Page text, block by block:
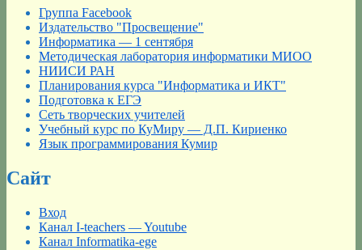
Группа Facebook
Издательство "Просвещение"
Информатика — 1 сентября
Методическая лаборатория информатики МИОО
НИИСИ РАН
Планирования курса "Информатика и ИКТ"
Подготовка к ЕГЭ
Сеть творческих учителей
Учебный курс по КуМиру — Д.П. Кириенко
Язык программирования Кумир
Сайт
Вход
Канал I-teachers — Youtube
Канал Informatika-ege